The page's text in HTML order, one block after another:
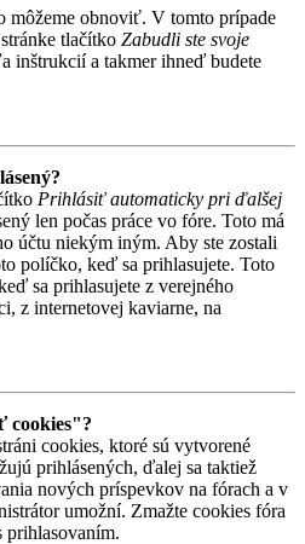
môžeme obnoviť. V tomto prípade
tlačítko Zabudli ste svoje
inštrukcií a takmer ihneď budete
Prihlásiť automaticky pri ďalšej
len počas práce vo fóre. Toto má
účtu niekým iným. Aby ste zostali
políčko, keď sa prihlasujete. Toto
sa prihlasujete z verejného
z internetovej kaviarne, na
cookies"?
cookies, ktoré sú vytvorené
prihlásených, ďalej sa taktiež
nových príspevkov na fórach a v
umožní. Zmažte cookies fóra
prihlasovaním.